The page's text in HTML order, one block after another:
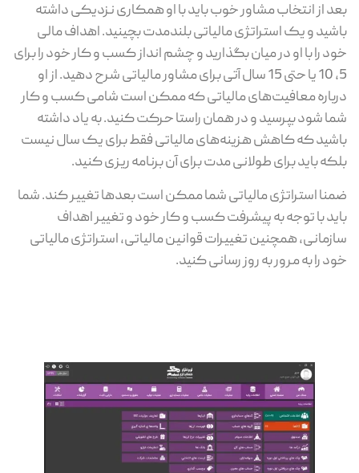
بعد از انتخاب مشاور خوب باید با او همکاری نزدیکی داشته
باشید و یک استراتژی مالیاتی بلندمدت بچینید. اهداف مالی
خود را با او در میان بگذارید و چشم انداز کسب و کار خود را برای
5، 10 یا حتی 15 سال آتی برای مشاور مالیاتی شرح دهید. از او
درباره معافیت‌های مالیاتی که ممکن است شامی کسب و کار
شما شود بپرسید و در همان راستا حرکت کنید. به یاد داشته
باشید که کاهش هزینه‌های مالیاتی فقط برای یک سال نیست
بلکه باید برای طولانی مدت برای آن برنامه ریزی کنید.
ضمنا استراتژی مالیاتی شما ممکن است بعدها تغییر کند. شما
باید با توجه به پیشرفت کسب و کار خود و تغییر اهداف
سازمانی، همچنین تغییرات قوانین مالیاتی، استراتژی مالیاتی
خود را به مرور به روز رسانی کنید.